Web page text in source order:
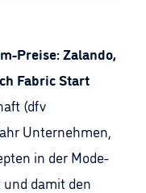
Preise: Zalando,
Fabric Start
(dfv
Unternehmen,
in der Mode-
damit den